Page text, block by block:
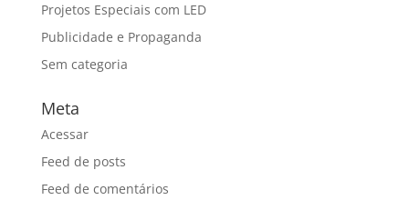
Projetos Especiais com LED
Publicidade e Propaganda
Sem categoria
Meta
Acessar
Feed de posts
Feed de comentários